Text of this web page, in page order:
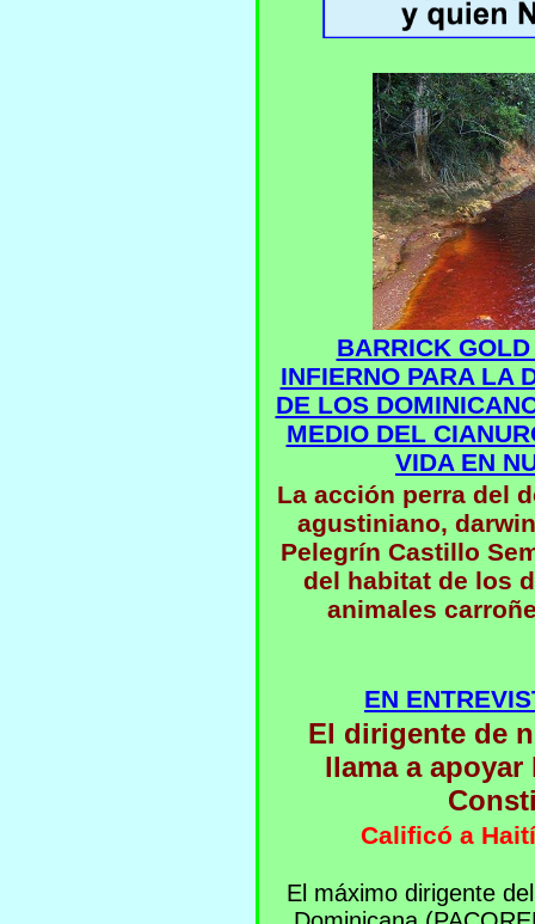
BARRICK
INFIERNO PARA LA
DE LOS
MEDIO DEL
VIDA EN
La acción perra del
agustiniano,
Pelegrín Castillo
del habitat de los
animales
EN
El dirigente de
llama a
Calificó a
El máximo dirigente